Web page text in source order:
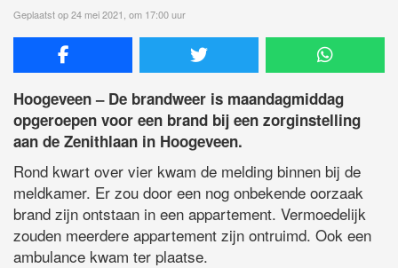
Geplaatst op 24 mei 2021, om 17:00 uur
Hoogeveen – De brandweer is maandagmiddag
opgeroepen voor een brand bij een zorginstelling
aan de Zenithlaan in Hoogeveen.
Rond kwart over vier kwam de melding binnen bij de
meldkamer. Er zou door een nog onbekende oorzaak
brand zijn ontstaan in een appartement. Vermoedelijk
zouden meerdere appartement zijn ontruimd. Ook een
ambulance kwam ter plaatse.